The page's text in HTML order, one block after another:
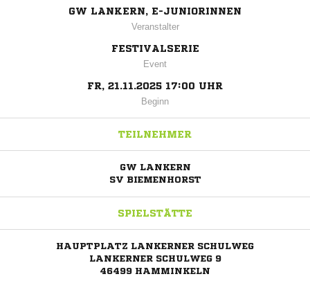
GW LANKERN, E-JUNIORINNEN
Veranstalter
FESTIVALSERIE
Event
FR, 21.11.2025 17:00 UHR
Beginn
TEILNEHMER
GW LANKERN
SV BIEMENHORST
SPIELSTÄTTE
HAUPTPLATZ LANKERNER SCHULWEG
LANKERNER SCHULWEG 9
46499 HAMMINKELN